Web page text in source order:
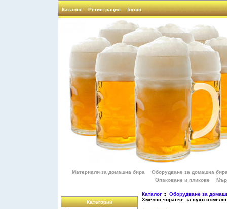
Каталог Регистрация forum
Материали за домашна бира
Оборудване за домашна
Опаковане и пликове
Категории
Каталог:: Оборудване за
Хмелно чорапче за сухо